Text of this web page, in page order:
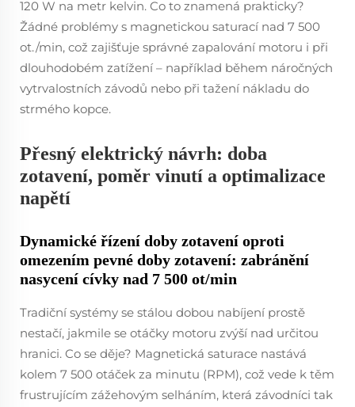
120 W na metr kelvin. Co to znamená prakticky?
Žádné problémy s magnetickou saturací nad 7 500
ot./min, což zajišťuje správné zapalování motoru i při
dlouhodobém zatížení – například během náročných
vytrvalostních závodů nebo při tažení nákladu do
strmého kopce.
Přesný elektrický návrh: doba
zotavení, poměr vinutí a optimalizace
napětí
Dynamické řízení doby zotavení oproti
omezením pevné doby zotavení: zabránění
nasycení cívky nad 7 500 ot/min
Tradiční systémy se stálou dobou nabíjení prostě
nestačí, jakmile se otáčky motoru zvýší nad určitou
hranici. Co se děje? Magnetická saturace nastává
kolem 7 500 otáček za minutu (RPM), což vede k těm
frustrujícím zážehovým selháním, která závodníci tak